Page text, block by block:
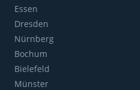
Essen
Dresden
Nürnberg
Bochum
Bielefeld
Münster